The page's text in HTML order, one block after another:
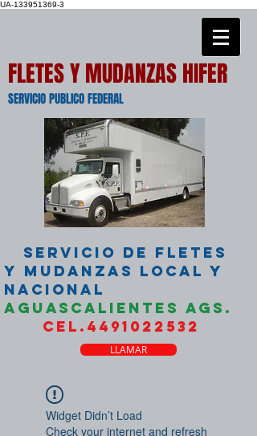
UA-133951369-3
FLETES Y MUDANZAS HIFER
SERVICIO PUBLICO FEDERAL
SERVICIO DE FLETES
Y MUDANZAS LOCAL Y
NACIONAL
AGUASCALIENTES AGS.
CEL.4491022532
LLAMAR
Widget Didn’t Load
Check your internet and refresh